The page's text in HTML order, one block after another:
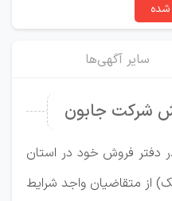
سایر آگهی‌ها
شرکت جابون
فروش خود در استان
تهران (منطقه ۳، ونک) از متقاضیان واجد شرایط